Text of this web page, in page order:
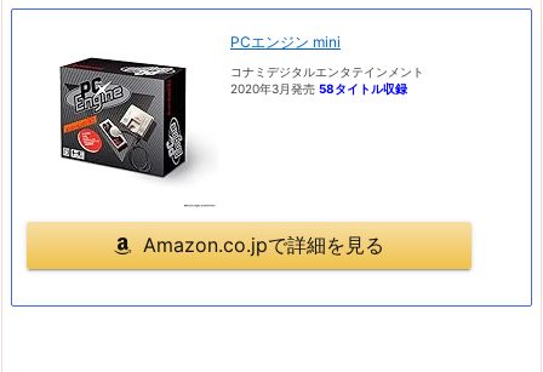
PCエンジン mini
コナミデジタルエンタテインメント
2020年3月発売 58タイトル収録
Amazon.co.jpで詳細を見る